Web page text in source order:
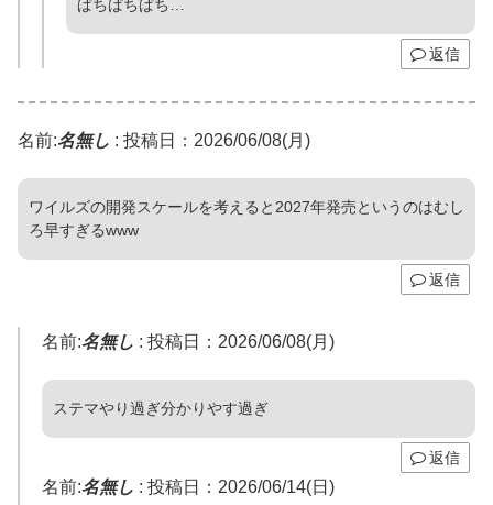
ぱちぱちぱち…
返信
名前:名無し : 投稿日：2026/06/08(月)
ワイルズの開発スケールを考えると2027年発売というのはむし
ろ早すぎるwww
返信
名前:名無し : 投稿日：2026/06/08(月)
ステマやり過ぎ分かりやす過ぎ
返信
名前:名無し : 投稿日：2026/06/14(日)